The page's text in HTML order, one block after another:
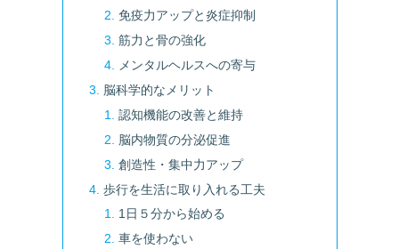
免疫力アップと炎症抑制
筋力と骨の強化
メンタルヘルスへの寄与
脳科学的なメリット
認知機能の改善と維持
脳内物質の分泌促進
創造性・集中力アップ
歩行を生活に取り入れる工夫
1日５分から始める
車を使わない